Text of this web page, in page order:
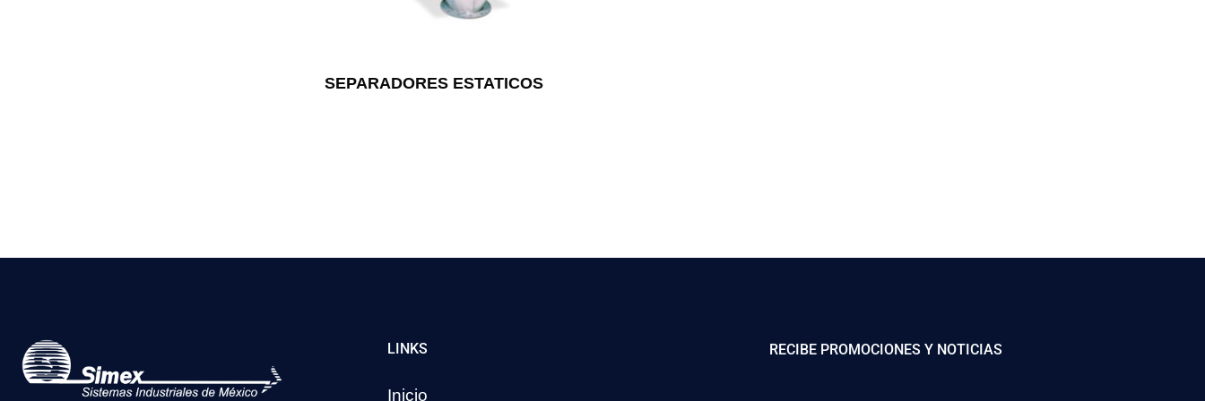
SEPARADORES ESTATICOS
LINKS
Inicio
RECIBE PROMOCIONES Y NOTICIAS